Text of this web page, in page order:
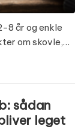
8 år og enkle
om skovle,…
sådan
leget